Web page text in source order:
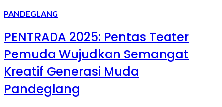
PANDEGLANG
PENTRADA 2025: Pentas Teater
Pemuda Wujudkan Semangat
Kreatif Generasi Muda
Pandeglang